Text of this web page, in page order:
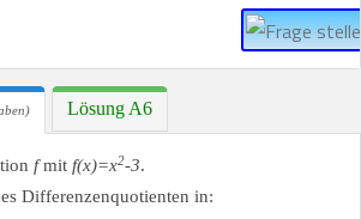
Lösung A6
fmit f(x)=x2-3.
Differenzenquotienten in: